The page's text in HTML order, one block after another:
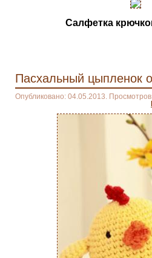
Салфетка
Пасхальный цыпленок
Опубликовано: 04.05.2013.